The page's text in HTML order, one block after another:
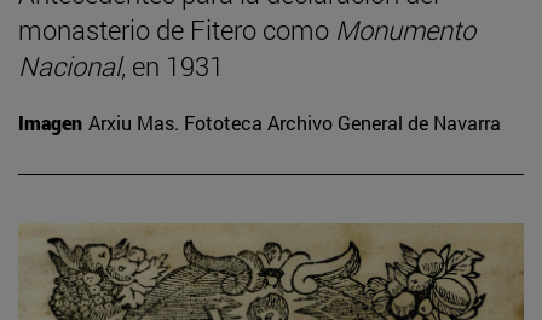
monasterio de Fitero como Monumento
Nacional, en 1931
Imagen Arxiu Mas. Fototeca Archivo General de Navarra